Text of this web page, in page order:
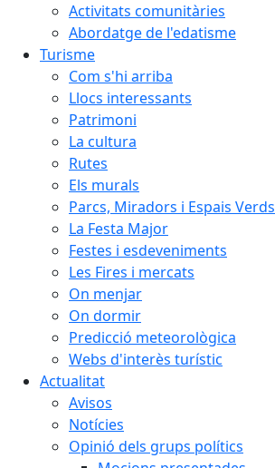
Activitats comunitàries
Abordatge de l'edatisme
Turisme
Com s'hi arriba
Llocs interessants
Patrimoni
La cultura
Rutes
Els murals
Parcs, Miradors i Espais Verds
La Festa Major
Festes i esdeveniments
Les Fires i mercats
On menjar
On dormir
Predicció meteorològica
Webs d'interès turístic
Actualitat
Avisos
Notícies
Opinió dels grups polítics